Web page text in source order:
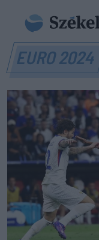
EURO 2024